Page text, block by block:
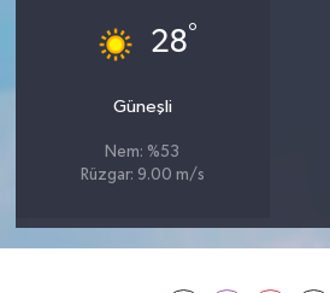
28°
Güneşli
Nem: %53
Rüzgar: 9.00 m/s